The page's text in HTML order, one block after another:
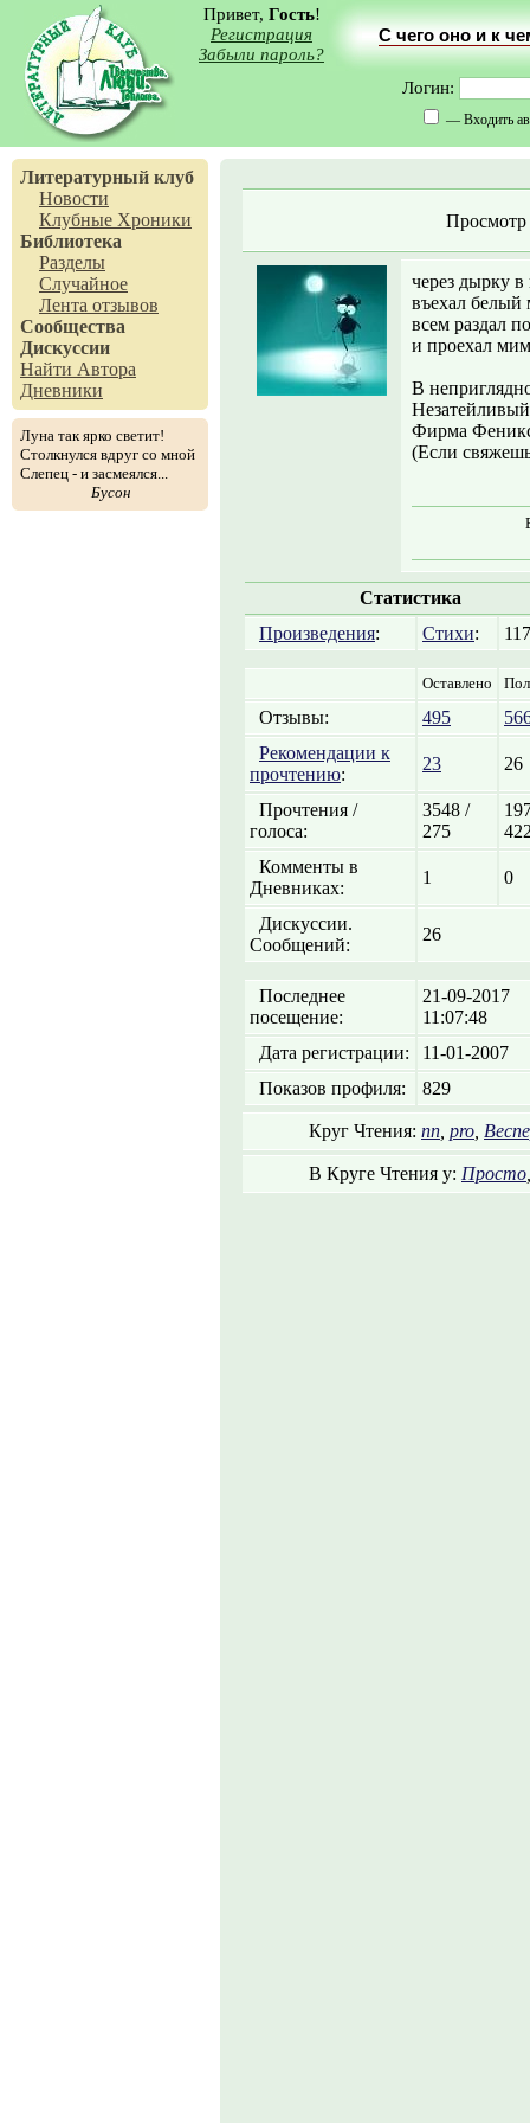
Привет, Гость!
Регистрация
Забыли пароль?
С чего оно и к
Логин:
— Входить
Литературный клуб
Новости
Клубные Хроники
Библиотека
Разделы
Случайное
Лента отзывов
Сообщества
Дискуссии
Найти Автора
Дневники
Луна так ярко светит!
Столкнулся вдруг со мной
Слепец - и засмеялся...
Бусон
через дырку в
въехал белый
всем раздал
и проехал
В
Фирма
(Если
Статистика
Произведения: Стихи: 117
Оставлено
Отзывы: 495
Рекомендации к
прочтению:
23 26
Прочтения /
голоса:
3548 /
275
Комменты в
Дневниках:
1 0
Дискуссии.
Сообщений:
26
Последнее
посещение:
21-09-2017
11:07:48
Дата регистрации:
11-01-2007
Показов профиля:
829
Круг Чтения: nn pro
В Круге Чтения у: Просто